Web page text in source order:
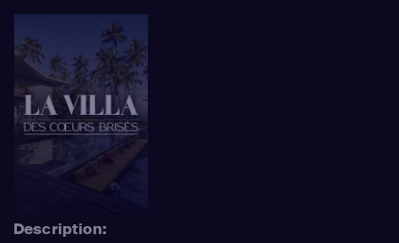
Description: